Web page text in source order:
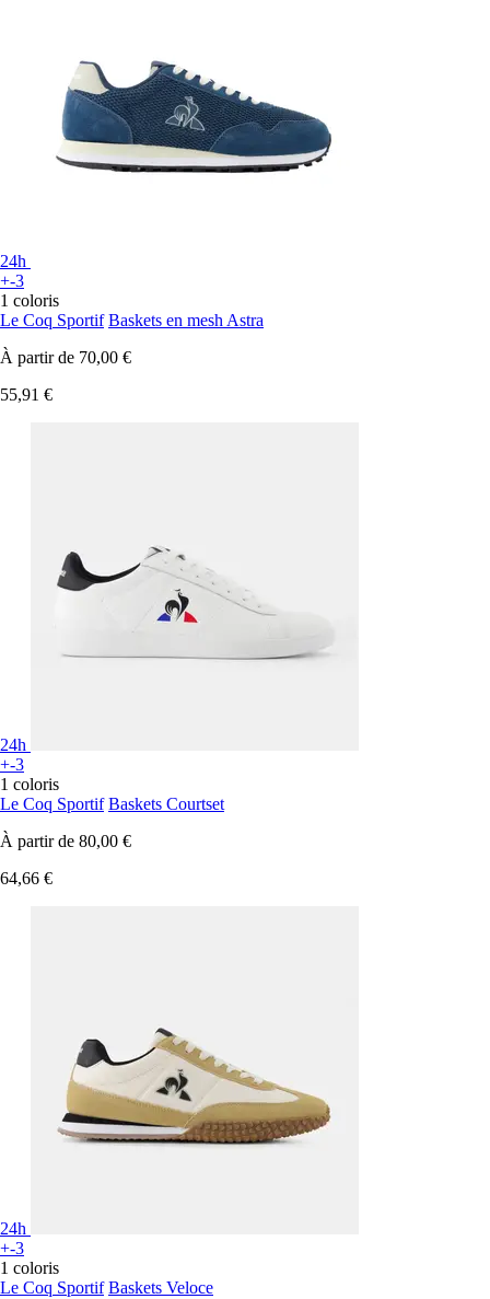
24h
+-3
1 coloris
Le Coq Sportif Baskets en mesh Astra
À partir de 70,00 €
55,91 €
24h
+-3
1 coloris
Le Coq Sportif Baskets Courtset
À partir de 80,00 €
64,66 €
24h
+-3
1 coloris
Le Coq Sportif Baskets Veloce